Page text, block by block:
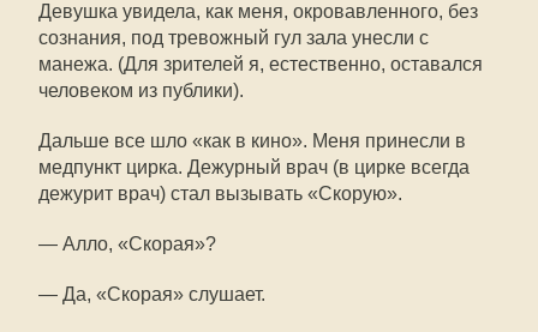
Девушка увидела, как меня, окровавленного, без
сознания, под тревожный гул зала унесли с
манежа. (Для зрителей я, естественно, оставался
человеком из публики).
Дальше все шло «как в кино». Меня принесли в
медпункт цирка. Дежурный врач (в цирке всегда
дежурит врач) стал вызывать «Скорую».
— Алло, «Скорая»?
— Да, «Скорая» слушает.